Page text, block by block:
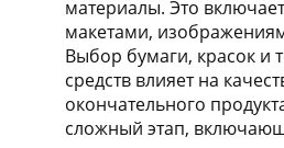
материалы. Это
макетами,
Выбор бумаги, красок и
средств влияет на
окончательного
сложный этап,